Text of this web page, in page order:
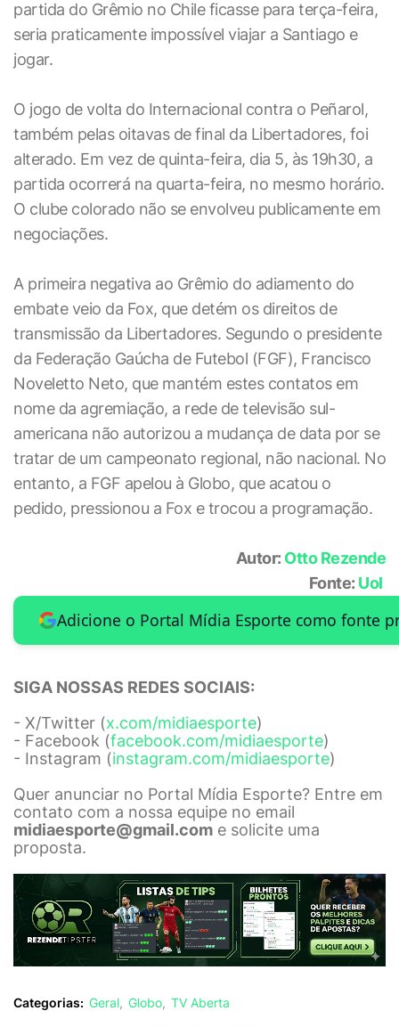
partida do Grêmio no Chile ficasse para terça-feira,
seria praticamente impossível viajar a Santiago e
jogar.
O jogo de volta do Internacional contra o Peñarol,
também pelas oitavas de final da Libertadores, foi
alterado. Em vez de quinta-feira, dia 5, às 19h30, a
partida ocorrerá na quarta-feira, no mesmo horário.
O clube colorado não se envolveu publicamente em
negociações.
A primeira negativa ao Grêmio do adiamento do
embate veio da Fox, que detém os direitos de
transmissão da Libertadores. Segundo o presidente
da Federação Gaúcha de Futebol (FGF), Francisco
Noveletto Neto, que mantém estes contatos em
nome da agremiação, a rede de televisão sul-
americana não autorizou a mudança de data por se
tratar de um campeonato regional, não nacional. No
entanto, a FGF apelou à Globo, que acatou o
pedido, pressionou a Fox e trocou a programação.
Autor: Otto Rezende
Fonte: Uol
Adicione o Portal Mídia Esporte como fonte
SIGA NOSSAS REDES SOCIAIS:
- X/Twitter (x.com/midiaesporte)
- Facebook (facebook.com/midiaesporte)
- Instagram (instagram.com/midiaesporte)
Quer anunciar no Portal Mídia Esporte? Entre em
contato com a nossa equipe no email
midiaesporte@gmail.com e solicite uma
proposta.
Categorias: Geral Globo TV Aberta